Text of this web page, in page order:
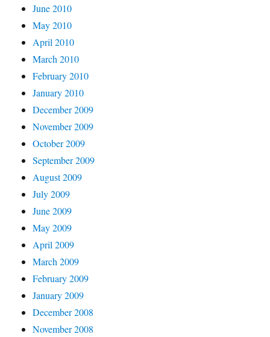
June 2010
May 2010
April 2010
March 2010
February 2010
January 2010
December 2009
November 2009
October 2009
September 2009
August 2009
July 2009
June 2009
May 2009
April 2009
March 2009
February 2009
January 2009
December 2008
November 2008